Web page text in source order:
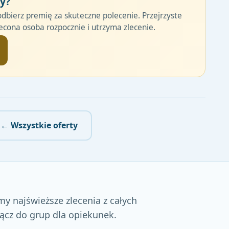
premię za skuteczne polecenie. Przejrzyste
osoba rozpocznie i utrzyma zlecenie.
← Wszystkie oferty
najświeższe zlecenia z całych
do grup dla opiekunek.